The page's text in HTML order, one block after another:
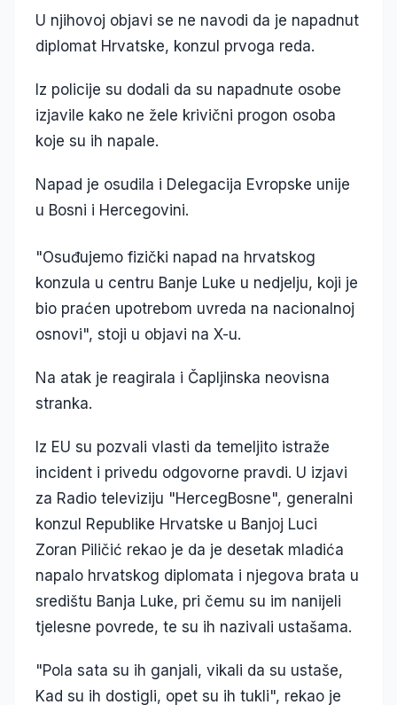
U njihovoj objavi se ne navodi da je napadnut
diplomat Hrvatske, konzul prvoga reda.
Iz policije su dodali da su napadnute osobe
izjavile kako ne žele krivični progon osoba
koje su ih napale.
Napad je osudila i Delegacija Evropske unije
u Bosni i Hercegovini.
"Osuđujemo fizički napad na hrvatskog
konzula u centru Banje Luke u nedjelju, koji je
bio praćen upotrebom uvreda na nacionalnoj
osnovi", stoji u objavi na X-u.
Na atak je reagirala i Čapljinska neovisna
stranka.
Iz EU su pozvali vlasti da temeljito istraže
incident i privedu odgovorne pravdi. U izjavi
za Radio televiziju "HercegBosne", generalni
konzul Republike Hrvatske u Banjoj Luci
Zoran Piličić rekao je da je desetak mladića
napalo hrvatskog diplomata i njegova brata u
središtu Banja Luke, pri čemu su im nanijeli
tjelesne povrede, te su ih nazivali ustašama.
"Pola sata su ih ganjali, vikali da su ustaše,
Kad su ih dostigli, opet su ih tukli", rekao je